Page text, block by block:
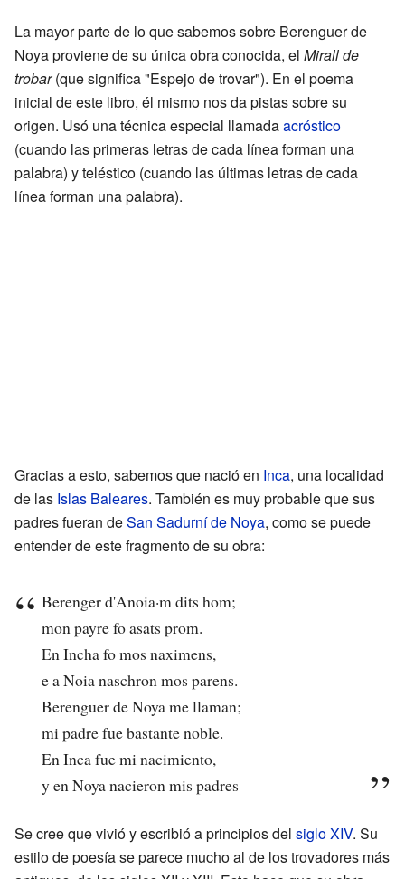
La mayor parte de lo que sabemos sobre Berenguer de
Noya proviene de su única obra conocida, el Mirall de
trobar(que significa "Espejo de trovar"). En el poema
inicial de este libro, él mismo nos da pistas sobre su
origen. Usó una técnica especial llamadaacróstico
(cuando las primeras letras de cada línea forman una
palabra) y teléstico (cuando las últimas letras de cada
línea forman una palabra).
Gracias a esto, sabemos que nació en Inca, una localidad
de las Islas Baleares. También es muy probable que sus
padres fueran deSan Sadurní de Noya, como se puede
entender de este fragmento de su obra:
Berenger d'Anoia·m dits hom;
mon payre fo asats prom.
En Incha fo mos naximens,
e a Noia naschron mos parens.
Berenguer de Noya me llaman;
mi padre fue bastante noble.
En Inca fue mi nacimiento,
y en Noya nacieron mis padres
Se cree que vivió y escribió a principios del siglo XIV. Su
estilo de poesía se parece mucho al de los trovadores más